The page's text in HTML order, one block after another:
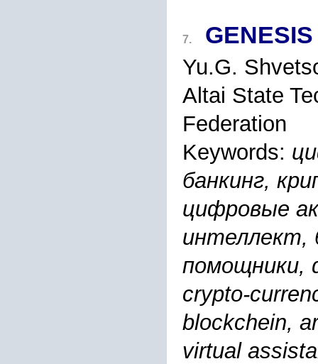
7.
Yu.G.
Altai State
Federation
Keywords:
банкинг,
цифровые
интеллект,
помощники,
crypto-
blockchein,
virtual